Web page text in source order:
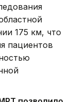
175 км, что
пациентов